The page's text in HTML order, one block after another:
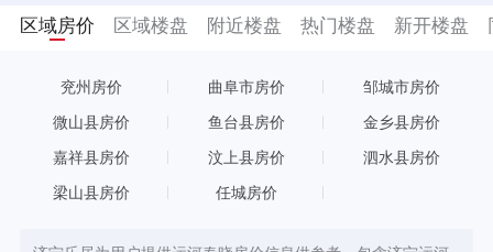
区域房价 区域楼盘 附近楼盘 热门楼盘 新开楼盘
兖州房价 曲阜市房价 邹城市房价
微山县房价 鱼台县房价 金乡县房价
嘉祥县房价 汶上县房价 泗水县房价
梁山县房价 任城房价